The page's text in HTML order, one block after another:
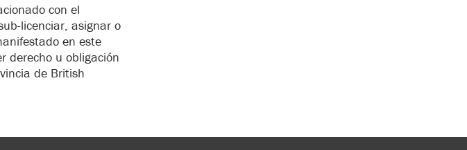
con el
licenciar, asignar o
en este
derecho u obligación
de British